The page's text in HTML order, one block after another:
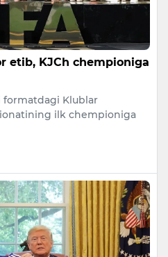
etib, KJCh chempioniga
formatdagi Klublar
ilk chempioniga